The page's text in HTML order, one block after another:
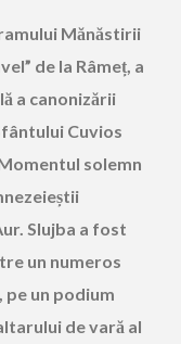
Mănăstirii
de la Râmeț, a
a canonizării
Cuvios
solemn
Slujba a fost
un numeros
pe un podium
de vară al